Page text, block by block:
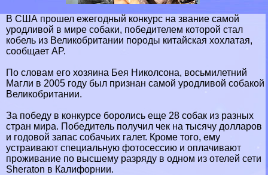
В США прошел ежегодный конкурс на звание самой
уpoдливой в мире собаки, победителем которой стал
кобель из Великобритании породы китайская хохлатая,
сообщает AP.
По словам его хозяина Бея Николсона, восьмилетний
Магли в 2005 году был признан самой уpoдливой собакой
Великобритании.
За победу в конкурсе боролись еще 28 собак из разных
стран мира. Победитель получил чек на тысячу долларов
и годовой запас собачьих галет. Кроме того, ему
устраивают специальную фотосессию и оплачивают
проживание по высшему разряду в одном из отелей сети
Sheraton в Калифорнии.